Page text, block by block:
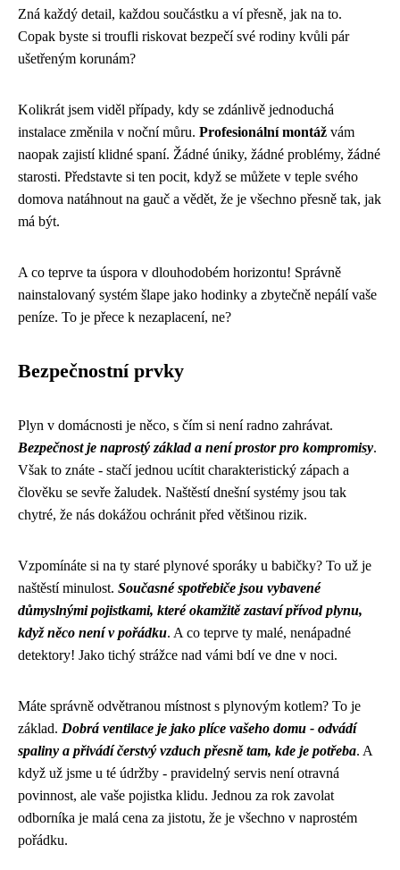
Zná každý detail, každou součástku a ví přesně, jak na to.
Copak byste si troufli riskovat bezpečí své rodiny kvůli pár
ušetřeným korunám?
Kolikrát jsem viděl případy, kdy se zdánlivě jednoduchá
instalace změnila v noční můru. Profesionální montáž vám
naopak zajistí klidné spaní. Žádné úniky, žádné problémy, žádné
starosti. Představte si ten pocit, když se můžete v teple svého
domova natáhnout na gauč a vědět, že je všechno přesně tak, jak
má být.
A co teprve ta úspora v dlouhodobém horizontu! Správně
nainstalovaný systém šlape jako hodinky a zbytečně nepálí vaše
peníze. To je přece k nezaplacení, ne?
Bezpečnostní prvky
Plyn v domácnosti je něco, s čím si není radno zahrávat.
Bezpečnost je naprostý základ a není prostor pro kompromisy.
Však to znáte - stačí jednou ucítit charakteristický zápach a
člověku se sevře žaludek. Naštěstí dnešní systémy jsou tak
chytré, že nás dokážou ochránit před většinou rizik.
Vzpomínáte si na ty staré plynové sporáky u babičky? To už je
naštěstí minulost. Současné spotřebiče jsou vybavené
důmyslnými pojistkami, které okamžitě zastaví přívod plynu,
když něco není v pořádku. A co teprve ty malé, nenápadné
detektory! Jako tichý strážce nad vámi bdí ve dne v noci.
Máte správně odvětranou místnost s plynovým kotlem? To je
základ. Dobrá ventilace je jako plíce vašeho domu - odvádí
spaliny a přivádí čerstvý vzduch přesně tam, kde je potřeba. A
když už jsme u té údržby - pravidelný servis není otravná
povinnost, ale vaše pojistka klidu. Jednou za rok zavolat
odborníka je malá cena za jistotu, že je všechno v naprostém
pořádku.